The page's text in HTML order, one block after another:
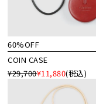
60%OFF
COIN CASE
¥29,700¥11,880(税込)